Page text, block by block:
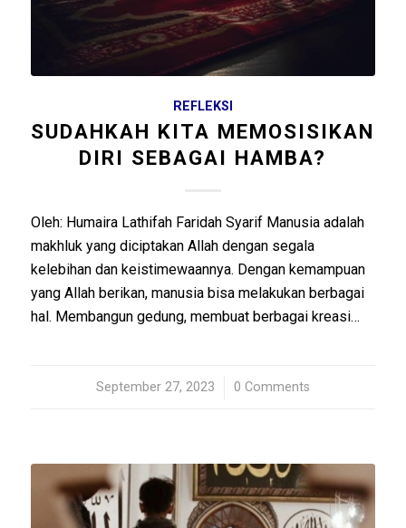
REFLEKSI
SUDAHKAH KITA MEMOSISIKAN
DIRI SEBAGAI HAMBA?
Oleh: Humaira Lathifah Faridah Syarif Manusia adalah
makhluk yang diciptakan Allah dengan segala
kelebihan dan keistimewaannya. Dengan kemampuan
yang Allah berikan, manusia bisa melakukan berbagai
hal. Membangun gedung, membuat berbagai kreasi…
September 27, 2023
/ 0 Comments